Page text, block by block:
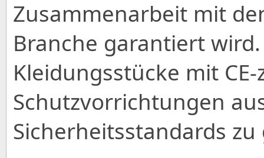
Zusammenarbeit mit
Branche garantiert
Kleidungsstücke mit
Schutzvorrichtungen
Sicherheitsstandards